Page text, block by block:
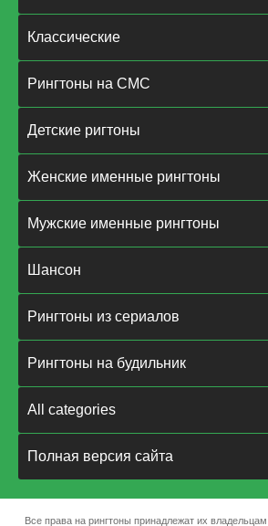
Классические
Рингтоны на СМС
Детские ригтоны
Женские именные рингтоны
Мужские именные рингтоны
Шансон
Рингтоны из сериалов
Рингтоны на будильник
All categories
Полная версия сайта
Все права на рингтоны принадлежат их